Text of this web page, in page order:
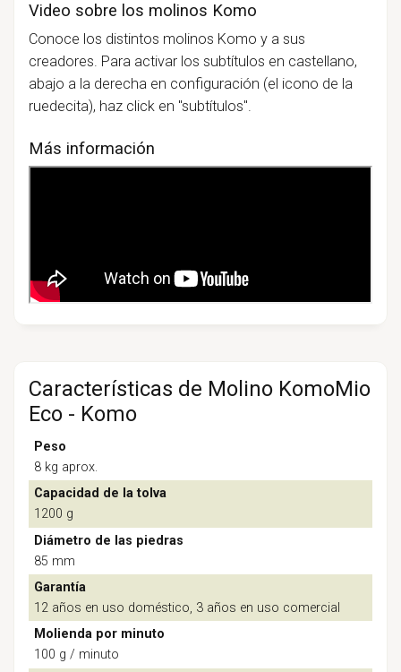
Video sobre los molinos Komo
Conoce los distintos molinos Komo y a sus
creadores. Para activar los subtítulos en castellano,
abajo a la derecha en configuración (el icono de la
ruedecita), haz click en "subtítulos".
Más información
Características de Molino KomoMio
Eco - Komo
Peso
8 kg aprox.
Capacidad de la tolva
1200 g
Diámetro de las piedras
85 mm
Garantía
12 años en uso doméstico, 3 años en uso comercial
Molienda por minuto
100 g / minuto